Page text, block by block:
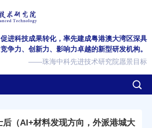
竞争力、创新力、影响力卓越的新型研发机构。
——珠海中科先进技术研究院愿景目标